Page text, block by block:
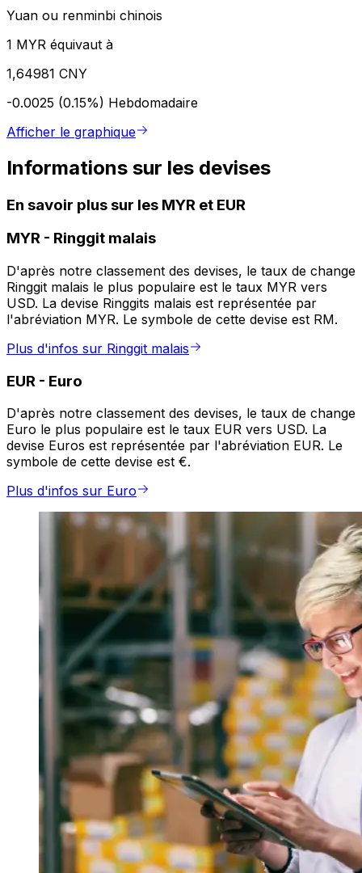
Yuan ou renminbi chinois
1 MYR équivaut à
1,64981 CNY
-0.0025 (0.15%) Hebdomadaire
Afficher le graphique
Informations sur les devises
En savoir plus sur les MYR et EUR
MYR - Ringgit malais
D'après notre classement des devises, le taux de change
Ringgit malais le plus populaire est le taux MYR vers
USD. La devise Ringgits malais est représentée par
l'abréviation MYR. Le symbole de cette devise est RM.
Plus d'infos sur Ringgit malais
EUR - Euro
D'après notre classement des devises, le taux de change
Euro le plus populaire est le taux EUR vers USD. La
devise Euros est représentée par l'abréviation EUR. Le
symbole de cette devise est €.
Plus d'infos sur Euro